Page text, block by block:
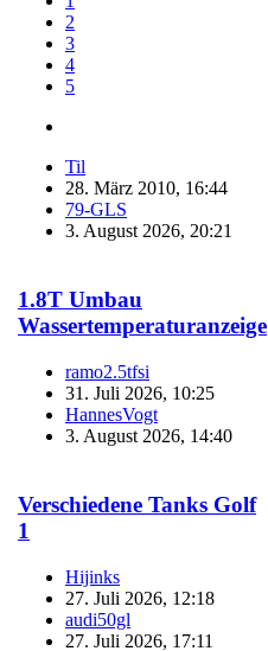
2
3
4
5
Til
28. März 2010, 16:44
79-GLS
3. August 2026, 20:21
1.8T Umbau
Wassertemperaturanzeige
ramo2.5tfsi
31. Juli 2026, 10:25
HannesVogt
3. August 2026, 14:40
Verschiedene Tanks Golf
1
Hijinks
27. Juli 2026, 12:18
audi50gl
27. Juli 2026, 17:11